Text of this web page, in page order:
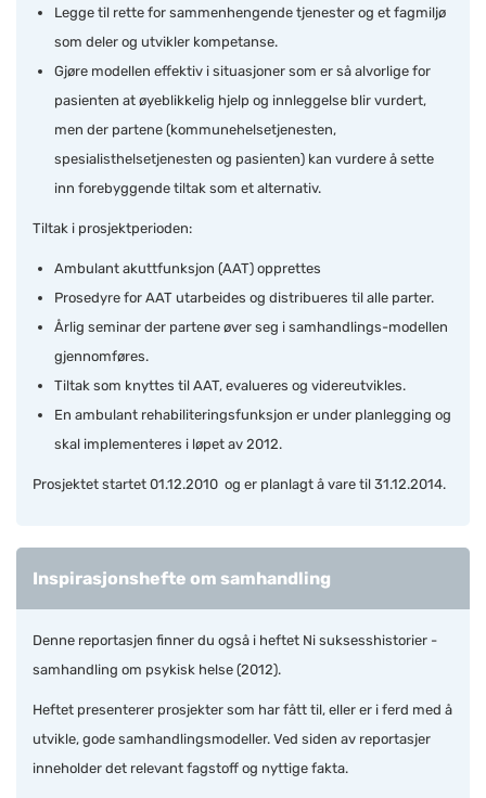
Legge til rette for sammenhengende tjenester og et fagmiljø
som deler og utvikler kompetanse.
Gjøre modellen effektiv i situasjoner som er så alvorlige for
pasienten at øyeblikkelig hjelp og innleggelse blir vurdert,
men der partene (kommunehelsetjenesten,
spesialisthelsetjenesten og pasienten) kan vurdere å sette
inn forebyggende tiltak som et alternativ.
Tiltak i prosjektperioden:
Ambulant akuttfunksjon (AAT) opprettes
Prosedyre for AAT utarbeides og distribueres til alle parter.
Årlig seminar der partene øver seg i samhandlings-modellen
gjennomføres.
Tiltak som knyttes til AAT, evalueres og videreutvikles.
En ambulant rehabiliteringsfunksjon er under planlegging og
skal implementeres i løpet av 2012.
Prosjektet startet 01.12.2010 og er planlagt å vare til 31.12.2014.
Inspirasjonshefte om samhandling
Denne reportasjen finner du også i heftet Ni suksesshistorier -
samhandling om­ psykisk helse (2012)­­.
Heftet presenterer prosjekter som har fått til, eller er i ferd med å
utvikle, gode samhandlingsmodeller. Ved siden av reportasjer
inneholder det relevant fagstoff og nyttige fakta.